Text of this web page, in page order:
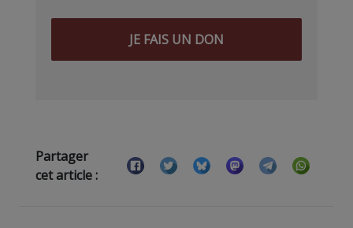
JE FAIS UN DON
Partager
cet article :